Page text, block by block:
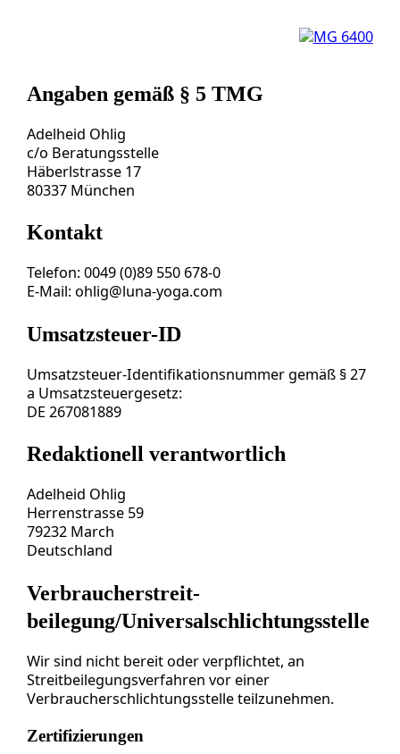
Angaben gemäß § 5 TMG
Adelheid Ohlig
c/o Beratungsstelle
Häberlstrasse 17
80337 München
Kontakt
Telefon: 0049 (0)89 550 678-0
E-Mail: ohlig@luna-yoga.com
Umsatzsteuer-ID
Umsatzsteuer-Identifikationsnummer gemäß § 27
a Umsatzsteuergesetz:
DE 267081889
Redaktionell verantwortlich
Adelheid Ohlig
Herrenstrasse 59
79232 March
Deutschland
Verbraucher­streit­
beilegung/Universal­schlichtungs­stelle
Wir sind nicht bereit oder verpflichtet, an
Streitbeilegungsverfahren vor einer
Verbraucherschlichtungsstelle teilzunehmen.
Zertifizierungen